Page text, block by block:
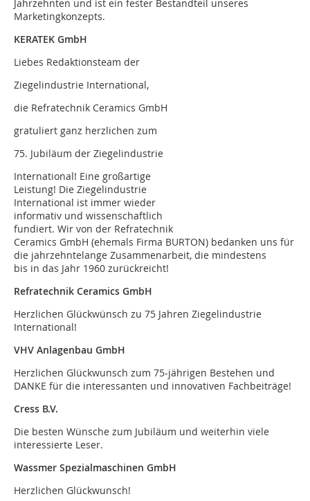
Jahrzehnten und ist ein fester Bestandteil unseres
Marketingkonzepts.
KERATEK GmbH
Liebes Redaktionsteam der
Ziegelindustrie International,
die Refratechnik Ceramics GmbH
gratuliert ganz herzlichen zum
75. Jubiläum der Ziegelindustrie
International! Eine großartige
Leistung! Die Ziegelindustrie
International ist immer wieder
informativ und wissenschaftlich
fundiert. Wir von der Refratechnik
Ceramics GmbH (ehemals Firma BURTON) bedanken uns für
die jahrzehntelange Zusammenarbeit, die mindestens
bis in das Jahr 1960 zurückreicht!
Refratechnik Ceramics GmbH
Herzlichen Glückwünsch zu 75 Jahren Ziegelindustrie
International!
VHV Anlagenbau GmbH
Herzlichen Glückwunsch zum 75-jährigen Bestehen und
DANKE für die interessanten und innovativen Fachbeiträge!
Cress B.V.
Die besten Wünsche zum Jubiläum und weiterhin viele
interessierte Leser.
Wassmer Spezialmaschinen GmbH
Herzlichen Glückwunsch!